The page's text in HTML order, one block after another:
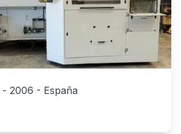
- 2006 - España